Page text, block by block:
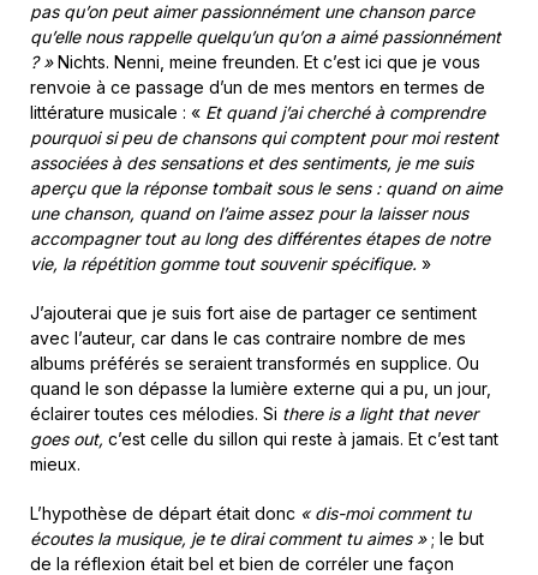
pas qu’on peut aimer passionnément une chanson parce
qu’elle nous rappelle quelqu’un qu’on a aimé passionnément
? »Nichts. Nenni, meine freunden. Et c’est ici que je vous
renvoie à ce passage d’un de mes mentors en termes de
littérature musicale : « Et quand j’ai cherché à comprendre
pourquoi si peu de chansons qui comptent pour moi restent
associées à des sensations et des sentiments, je me suis
aperçu que la réponse tombait sous le sens : quand on aime
une chanson, quand on l’aime assez pour la laisser nous
accompagner tout au long des différentes étapes de notre
vie, la répétition gomme tout souvenir spécifique. »
J’ajouterai que je suis fort aise de partager ce sentiment
avec l’auteur, car dans le cas contraire nombre de mes
albums préférés se seraient transformés en supplice. Ou
quand le son dépasse la lumière externe qui a pu, un jour,
éclairer toutes ces mélodies. Si there is a light that never
goes out, c’est celle du sillon qui reste à jamais. Et c’est tant
mieux.
L’hypothèse de départ était donc « dis-moi comment tu
écoutes la musique, je te dirai comment tu aimes »; le but
de la réflexion était bel et bien de corréler une façon